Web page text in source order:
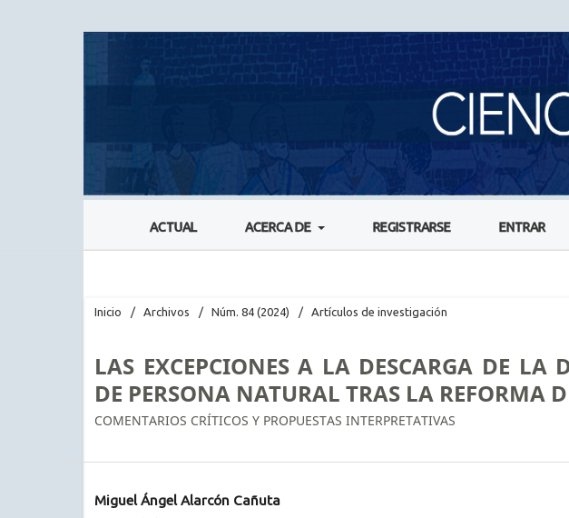
ACTUAL ACERCA DE REGISTRARSE ENTRAR
Inicio / Archivos / Núm. 84 (2024) / Artículos de investigación
LAS EXCEPCIONES A LA DESCARGA DE LA
DE PERSONA NATURAL TRAS LA REFORMA
COMENTARIOS CRÍTICOS Y PROPUESTAS INTERPRETATIVAS
Miguel Ángel Alarcón Cañuta